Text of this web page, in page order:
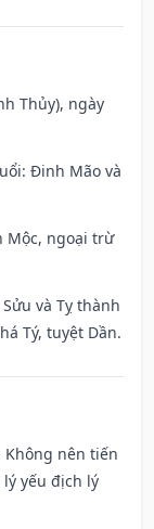
Thủy), ngày
Đinh Mão và
Mộc, ngoại trừ
và Tỵ thành
Tý, tuyệt Dần.
Không nên tiến
yếu địch lý